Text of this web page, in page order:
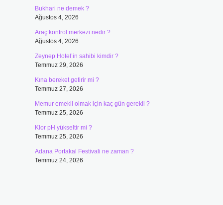
Bukhari ne demek ?
Ağustos 4, 2026
Araç kontrol merkezi nedir ?
Ağustos 4, 2026
Zeynep Hotel’in sahibi kimdir ?
Temmuz 29, 2026
Kına bereket getirir mi ?
Temmuz 27, 2026
Memur emekli olmak için kaç gün gerekli ?
Temmuz 25, 2026
Klor pH yükseltir mi ?
Temmuz 25, 2026
Adana Portakal Festivali ne zaman ?
Temmuz 24, 2026